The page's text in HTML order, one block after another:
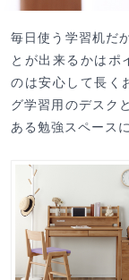
毎日使う学習机だ
とが出来るかはポ
のは安心して長く
グ学習用のデスク
ある勉強スペース